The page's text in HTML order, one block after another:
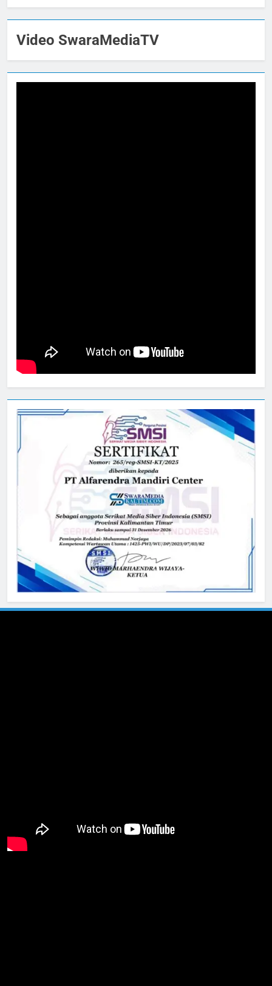
Video SwaraMediaTV